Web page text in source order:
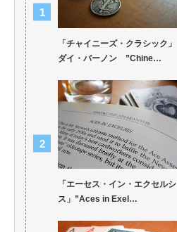
「チャイニーズ・クラシック」
ダイ・バーノン ”Chine…
「エーセス・イン・エクセルシ
ス」”Aces in Exel…